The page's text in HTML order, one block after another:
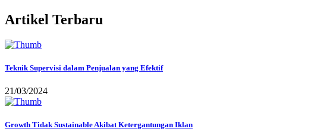
Artikel Terbaru
Teknik Supervisi dalam Penjualan yang Efektif
21/03/2024
Growth Tidak Sustainable Akibat Ketergantungan Iklan